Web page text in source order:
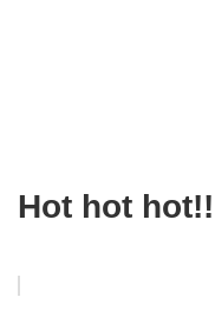
Hot hot